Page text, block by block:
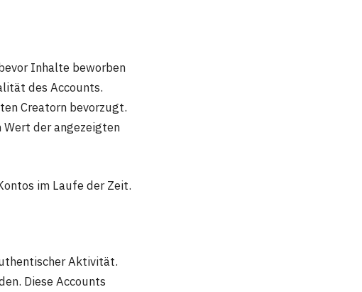
Inhalte beworben
des Accounts.
Creatorn bevorzugt.
Wert der angezeigten
im Laufe der Zeit.
Aktivität.
Diese Accounts